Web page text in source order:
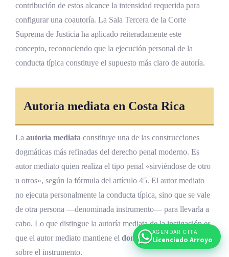
contribución de estos alcance la intensidad requerida para
configurar una coautoría. La Sala Tercera de la Corte
Suprema de Justicia ha aplicado reiteradamente este
concepto, reconociendo que la ejecución personal de la
conducta típica constituye el supuesto más claro de autoría.
Autoría mediata en Costa Rica
La autoría mediata constituye una de las construcciones
dogmáticas más refinadas del derecho penal moderno. Es
autor mediato quien realiza el tipo penal «sirviéndose de otro
u otros», según la fórmula del artículo 45. El autor mediato
no ejecuta personalmente la conducta típica, sino que se vale
de otra persona —denominada instrumento— para llevarla a
cabo. Lo que distingue la autoría mediata de la instigación es
que el autor mediato mantiene el dominio de la voluntad
sobre el instrumento.
AGENDAR CITA
Licenciado Arroyo